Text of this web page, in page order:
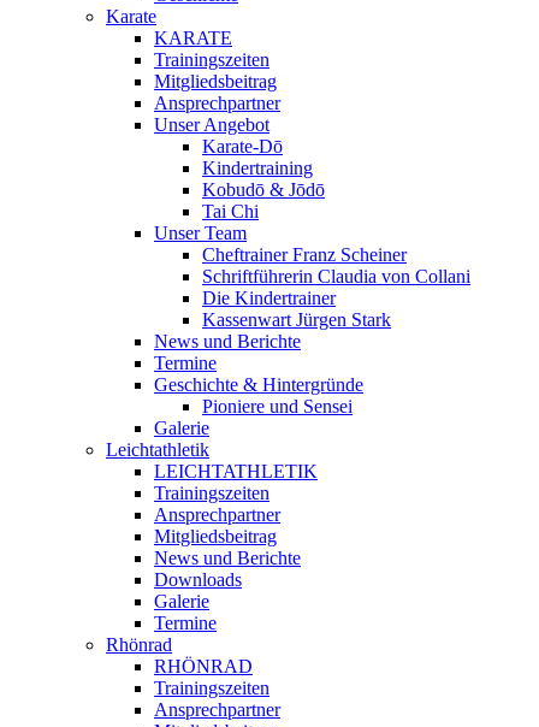
Karate
KARATE
Trainingszeiten
Mitgliedsbeitrag
Ansprechpartner
Unser Angebot
Karate-Dō
Kindertraining
Kobudō & Jōdō
Tai Chi
Unser Team
Cheftrainer Franz Scheiner
Schriftführerin Claudia von Collani
Die Kindertrainer
Kassenwart Jürgen Stark
News und Berichte
Termine
Geschichte & Hintergründe
Pioniere und Sensei
Galerie
Leichtathletik
LEICHTATHLETIK
Trainingszeiten
Ansprechpartner
Mitgliedsbeitrag
News und Berichte
Downloads
Galerie
Termine
Rhönrad
RHÖNRAD
Trainingszeiten
Ansprechpartner